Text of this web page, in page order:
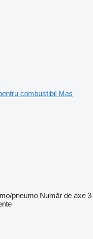
combustibil Mas
pneumo Număr de axe 3